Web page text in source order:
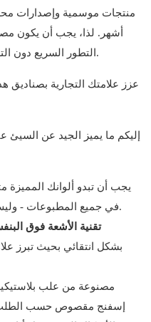
منتجات موسمية وإصدارات
أشهر. لذا، يجب أن يكون
التطور السريع دون التضحية بجودة الطباعة أو متانة الهيكل.
إليكم ما يميز الجيد عن السيئ
في جميع المطبوعات - وليس فقط قريبة بما فيه الكفاية.
تقنية الأشعة فوق
بشكل انتقائي بحيث تبرز
مصنوعة من علب
إسفنج مقصوص حسب